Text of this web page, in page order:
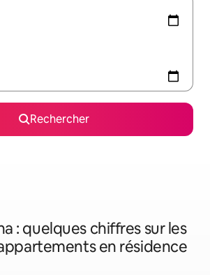
Rechercher
: quelques chiffres sur les
en résidence